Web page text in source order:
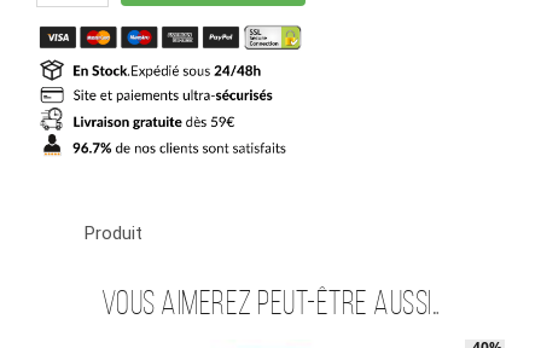
Maillot
Kit
Enfant
Red
Bull
Leipzig
Exterieur
2024
2025
Produit
Vous aimerez peut-être aussi…